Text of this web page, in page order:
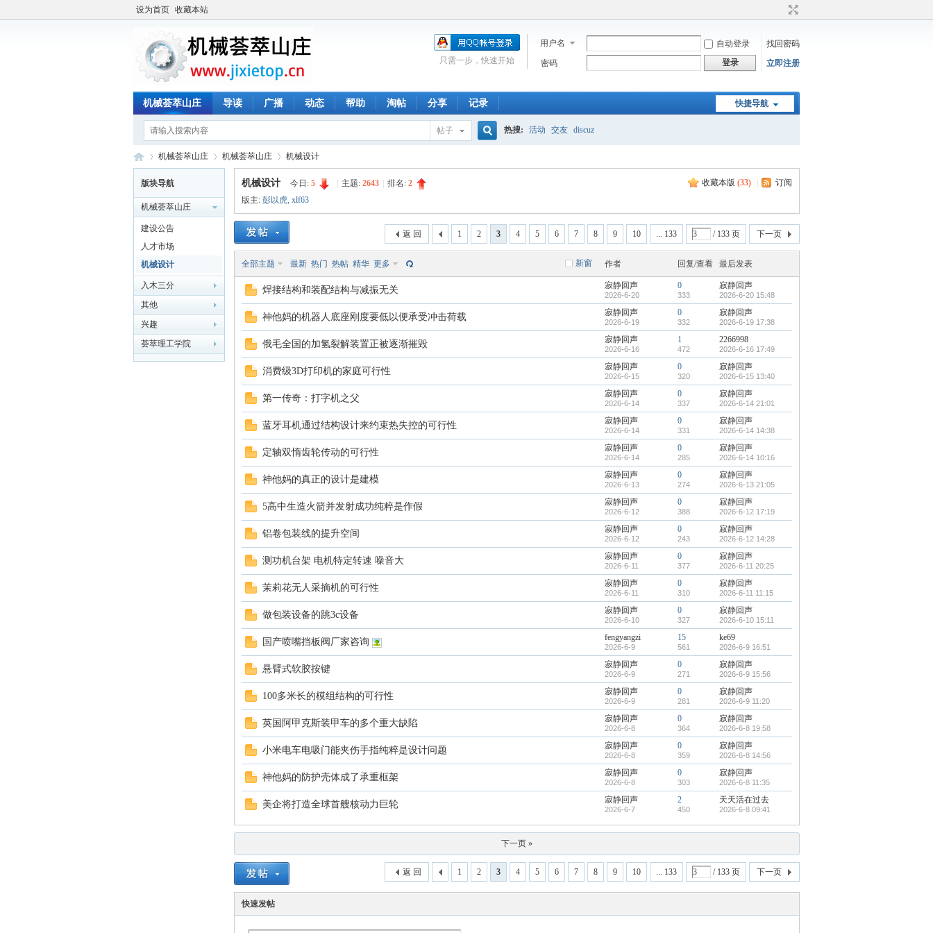
设为首页 收藏本站
用户名 自动登录
找回密码
密码
登录 立即注册
只需一步，快速开始
快捷导航
机械荟萃山庄 导读 广播 动态 帮助 淘帖 分享 记录
帖子 热搜: 活动 交友 discuz
机
械
»
机械荟萃山庄
›
机械荟萃山庄
›
机械设计
版块导航
机械荟萃山庄
建设公告
人才市场
机械设计
入木三分
其他
兴趣
荟萃理工学院
收藏本版 (33) 订阅
机械设计 今日: 5 主题: 2643 排名: 2
版主: 彭以虎, xlf63
1 2 3 4 5 6 7 8 9 10 ... 133 / 133 页 下一页
返 回
新窗
全部主题 最新 热门 热帖 精华 更多 作者 回复/查看 最后发表
焊接结构和装配结构与减振无关 寂静回声
2026-6-20
0
333
寂静回声
2026-6-20 15:48
神他妈的机器人底座刚度要低以便承受冲击荷载 寂静回声
2026-6-19
0
332
寂静回声
2026-6-19 17:38
俄毛全国的加氢裂解装置正被逐渐摧毁 寂静回声
2026-6-16
1
472
2266998
2026-6-16 17:49
消费级3D打印机的家庭可行性 寂静回声
2026-6-15
0
320
寂静回声
2026-6-15 13:40
第一传奇：打字机之父 寂静回声
2026-6-14
0
337
寂静回声
2026-6-14 21:01
蓝牙耳机通过结构设计来约束热失控的可行性 寂静回声
2026-6-14
0
331
寂静回声
2026-6-14 14:38
定轴双惰齿轮传动的可行性 寂静回声
2026-6-14
0
285
寂静回声
2026-6-14 10:16
神他妈的真正的设计是建模 寂静回声
2026-6-13
0
274
寂静回声
2026-6-13 21:05
5高中生造火箭并发射成功纯粹是作假 寂静回声
2026-6-12
0
388
寂静回声
2026-6-12 17:19
铝卷包装线的提升空间 寂静回声
2026-6-12
0
243
寂静回声
2026-6-12 14:28
测功机台架 电机特定转速 噪音大 寂静回声
2026-6-11
0
377
寂静回声
2026-6-11 20:25
茉莉花无人采摘机的可行性 寂静回声
2026-6-11
0
310
寂静回声
2026-6-11 11:15
做包装设备的跳3c设备 寂静回声
2026-6-10
0
327
寂静回声
2026-6-10 15:11
国产喷嘴挡板阀厂家咨询 fengyangzi
2026-6-9
15
561
ke69
2026-6-9 16:51
悬臂式软胶按键 寂静回声
2026-6-9
0
271
寂静回声
2026-6-9 15:56
100多米长的模组结构的可行性 寂静回声
2026-6-9
0
281
寂静回声
2026-6-9 11:20
英国阿甲克斯装甲车的多个重大缺陷 寂静回声
2026-6-8
0
364
寂静回声
2026-6-8 19:58
小米电车电吸门能夹伤手指纯粹是设计问题 寂静回声
2026-6-8
0
359
寂静回声
2026-6-8 14:56
神他妈的防护壳体成了承重框架 寂静回声
2026-6-8
0
303
寂静回声
2026-6-8 11:35
美企将打造全球首艘核动力巨轮 寂静回声
2026-6-7
2
450
天天活在过去
2026-6-8 09:41
下一页 »
1 2 3 4 5 6 7 8 9 10 ... 133 / 133 页 下一页
返 回
快速发帖